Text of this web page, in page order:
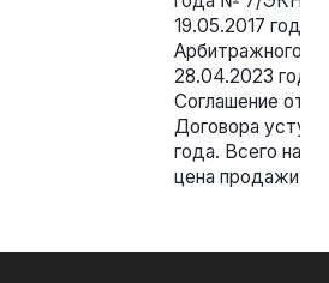
19.05.2017
Арбитражного
28.04.2023
Соглашение от
Договора
года. Всего на
цена продажи